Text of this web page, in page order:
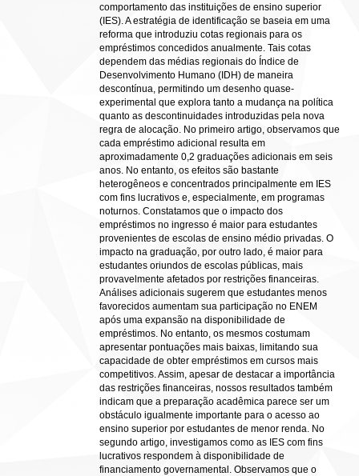
comportamento das instituições de ensino superior
(IES). A estratégia de identificação se baseia em uma
reforma que introduziu cotas regionais para os
empréstimos concedidos anualmente. Tais cotas
dependem das médias regionais do Índice de
Desenvolvimento Humano (IDH) de maneira
descontínua, permitindo um desenho quase-
experimental que explora tanto a mudança na política
quanto as descontinuidades introduzidas pela nova
regra de alocação. No primeiro artigo, observamos que
cada empréstimo adicional resulta em
aproximadamente 0,2 graduações adicionais em seis
anos. No entanto, os efeitos são bastante
heterogêneos e concentrados principalmente em IES
com fins lucrativos e, especialmente, em programas
noturnos. Constatamos que o impacto dos
empréstimos no ingresso é maior para estudantes
provenientes de escolas de ensino médio privadas. O
impacto na graduação, por outro lado, é maior para
estudantes oriundos de escolas públicas, mais
provavelmente afetados por restrições financeiras.
Análises adicionais sugerem que estudantes menos
favorecidos aumentam sua participação no ENEM
após uma expansão na disponibilidade de
empréstimos. No entanto, os mesmos costumam
apresentar pontuações mais baixas, limitando sua
capacidade de obter empréstimos em cursos mais
competitivos. Assim, apesar de destacar a importância
das restrições financeiras, nossos resultados também
indicam que a preparação acadêmica parece ser um
obstáculo igualmente importante para o acesso ao
ensino superior por estudantes de menor renda. No
segundo artigo, investigamos como as IES com fins
lucrativos respondem à disponibilidade de
financiamento governamental. Observamos que o